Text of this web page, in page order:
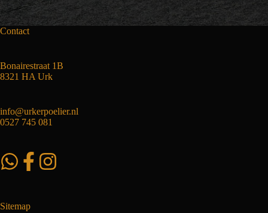
Contact
Bonairestraat 1B
8321 HA Urk
info@urkerpoelier.nl
0527 745 081
Sitemap